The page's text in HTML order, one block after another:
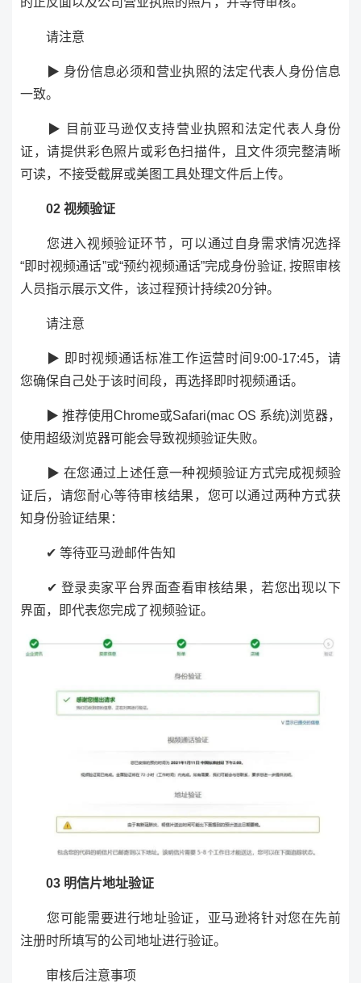
请注意
▶ 身份信息必须和营业执照的法定代表人身份信息
一致。
▶ 目前亚马逊仅支持营业执照和法定代表人身份
证，请提供彩色照片或彩色扫描件，且文件须完整清晰
可读，不接受截屏或美图工具处理文件后上传。
02 视频验证
您进入视频验证环节，可以通过自身需求情况选择
“即时视频通话”或“预约视频通话”完成身份验证, 按照审核
人员指示展示文件，该过程预计持续20分钟。
请注意
▶ 即时视频通话标准工作运营时间9:00-17:45，请
您确保自己处于该时间段，再选择即时视频通话。
▶ 推荐使用Chrome或Safari(mac OS 系统)浏览器，
使用超级浏览器可能会导致视频验证失败。
▶ 在您通过上述任意一种视频验证方式完成视频验
证后，请您耐心等待审核结果，您可以通过两种方式获
知身份验证结果：
✔ 等待亚马逊邮件告知
✔ 登录卖家平台界面查看审核结果，若您出现以下
界面，即代表您完成了视频验证。
03 明信片地址验证
您可能需要进行地址验证，亚马逊将针对您在先前
注册时所填写的公司地址进行验证。
审核后注意事项